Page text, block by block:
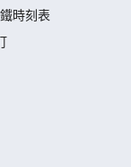
時刻表